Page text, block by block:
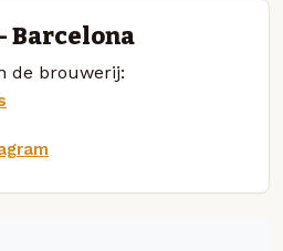
Barcelona
de brouwerij: